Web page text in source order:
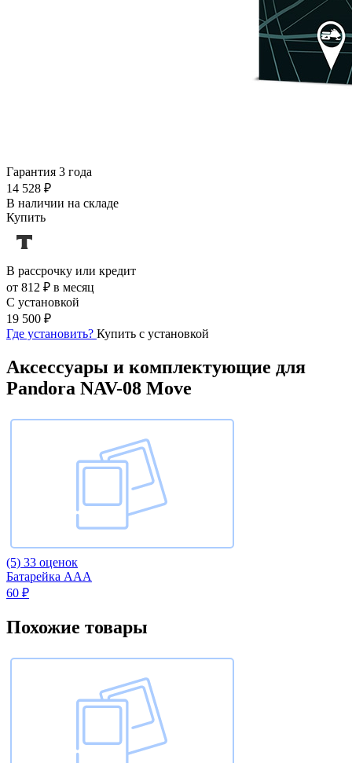
Гарантия 3 года
14 528 ₽
В наличии на складе
Купить
В рассрочку или кредит
от 812 ₽ в месяц
С установкой
19 500 ₽
Где установить? Купить с установкой
Аксессуары и комплектующие для
Pandora NAV-08 Move
(5) 33 оценок
Батарейка AAA
60 ₽
Похожие товары